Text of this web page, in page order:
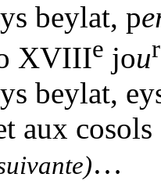
beylat, p
XVIIIe jour
beylat,
aux
…